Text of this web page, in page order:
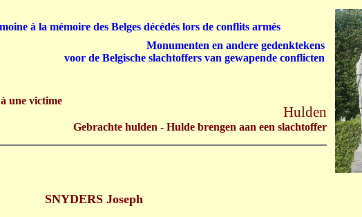
SNYDERS Joseph
une victime
Hulden
Gebrachte hulden - Hulde brengen aan een slachtoffer
à la mémoire des Belges décédés lors de conflits armés
Monumenten en andere gedenktekens
voor de Belgische slachtoffers van gewapende conflicten